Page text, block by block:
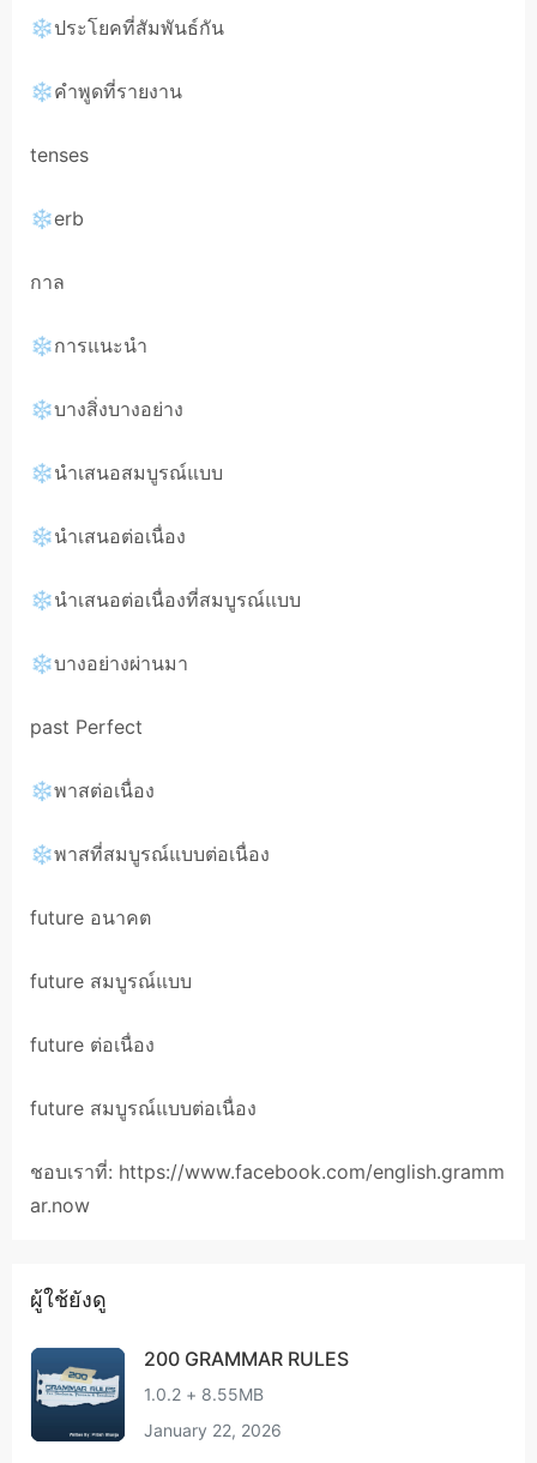
❄ประโยคที่สัมพันธ์กัน
❄คำพูดที่รายงาน
tenses
❄erb
กาล
❄การแนะนำ
❄บางสิ่งบางอย่าง
❄นำเสนอสมบูรณ์แบบ
❄นำเสนอต่อเนื่อง
❄นำเสนอต่อเนื่องที่สมบูรณ์แบบ
❄บางอย่างผ่านมา
past Perfect
❄พาสต่อเนื่อง
❄พาสที่สมบูรณ์แบบต่อเนื่อง
future อนาคต
future สมบูรณ์แบบ
future ต่อเนื่อง
future สมบูรณ์แบบต่อเนื่อง
ชอบเราที่: https://www.facebook.com/english.gramm
ar.now
ผู้ใช้ยังดู
200 GRAMMAR RULES
1.0.2 + 8.55MB
January 22, 2026